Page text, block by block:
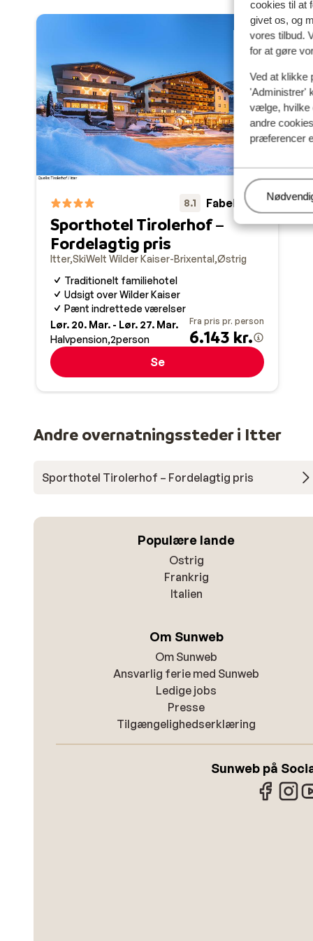
cookies til at
givet os, og
vores tilbud.
for at gøre
Ved at klikke
'Administrer'
vælge, hvilke
andre
præferencer
8.1 Fabelagtig
Sporthotel Tirolerhof –
Fordelagtig pris
Itter SkiWelt Wilder Kaiser-Brixental Østrig
Traditionelt familiehotel
Udsigt over Wilder Kaiser
Pænt indrettede værelser
Lør. 20. Mar. - Lør. 27. Mar.
Halvpension 2person
Fra pris pr. person
6.143 kr.
Se
Andre overnatningssteder i Itter
Sporthotel Tirolerhof – Fordelagtig pris
Populære lande
Ostrig
Frankrig
Italien
Om Sunweb
Om Sunweb
Ansvarlig ferie med Sunweb
Ledige jobs
Presse
Tilgængelighedserklæring
Sunweb på